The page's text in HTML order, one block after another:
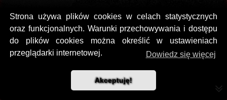
Strona używa plików cookies w celach statystycznych
oraz funkcjonalnych. Warunki przechowywania i dostępu
do plików cookies można określić w ustawieniach
przeglądarki internetowej.
Dowiedz się więcej
Akceptuję!